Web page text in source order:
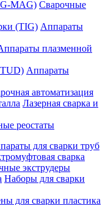
Сварочные
Аппараты
плазменной
Аппараты
автоматизация
Лазерная сварка и
реостаты
для сварки труб
сварка
экструдеры
Наборы для сварки
для сварки пластика